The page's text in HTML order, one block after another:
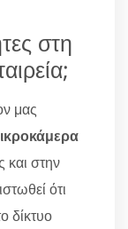
στη
μας
στην
ότι
δίκτυο